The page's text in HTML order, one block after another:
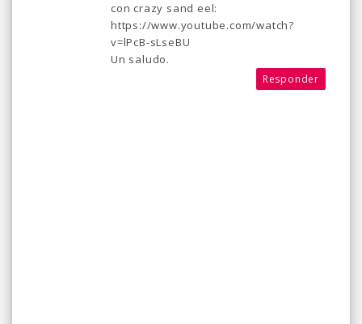
con crazy sand eel:
https://www.youtube.com/watch?
v=lPcB-sLseBU
Un saludo.
Responder